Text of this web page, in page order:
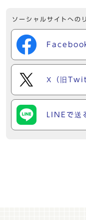
ソーシャルサイトへの
X（旧
LINEで送